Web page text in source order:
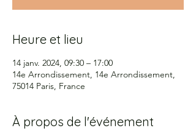
Heure et lieu
14 janv. 2024, 09:30 – 17:00
14e Arrondissement, 14e Arrondissement,
75014 Paris, France
À propos de l'événement